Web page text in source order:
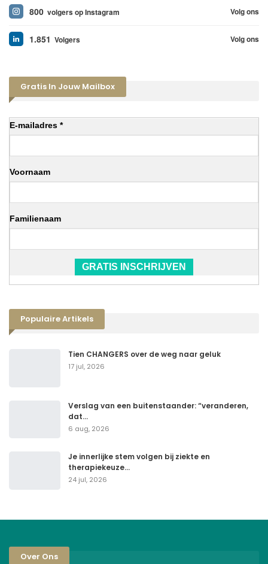
800 volgers op Instagram Volg ons
1.851 Volgers Volg ons
Gratis In Jouw Mailbox
E-mailadres *
Voornaam
Familienaam
GRATIS INSCHRIJVEN
Populaire Artikels
Tien CHANGERS over de weg naar geluk
17 jul, 2026
Verslag van een buitenstaander: “veranderen,
dat…
6 aug, 2026
Je innerlijke stem volgen bij ziekte en
therapiekeuze…
24 jul, 2026
Over Ons